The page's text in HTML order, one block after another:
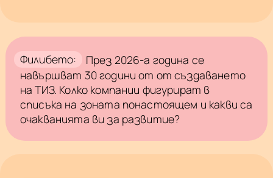
Филибето:
През 2026-а година се
навършват 30 години от от създаването
на ТИЗ. Колко компании фигурират в
списъка на зоната понастоящем и какви са
очакванията ви за развитие?